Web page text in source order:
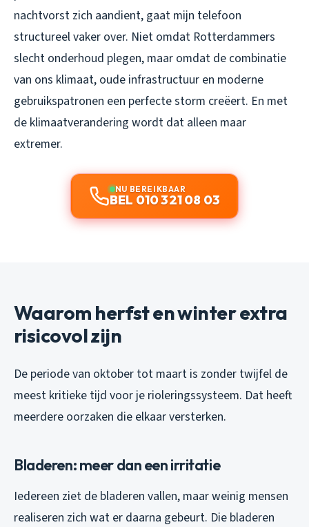
nachtvorst zich aandient, gaat mijn telefoon
structureel vaker over. Niet omdat Rotterdammers
slecht onderhoud plegen, maar omdat de combinatie
van ons klimaat, oude infrastructuur en moderne
gebruikspatronen een perfecte storm creëert. En met
de klimaatverandering wordt dat alleen maar
extremer.
NU BEREIKBAAR
BEL 010 321 08 03
Waarom herfst en winter extra
risicovol zijn
De periode van oktober tot maart is zonder twijfel de
meest kritieke tijd voor je rioleringssysteem. Dat heeft
meerdere oorzaken die elkaar versterken.
Bladeren: meer dan een irritatie
Iedereen ziet de bladeren vallen, maar weinig mensen
realiseren zich wat er daarna gebeurt. Die bladeren